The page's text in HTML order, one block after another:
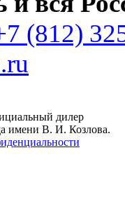
(812)
дилер
имени В. И. Козлова.